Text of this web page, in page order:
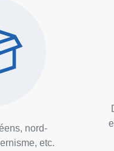
nord-
etc.